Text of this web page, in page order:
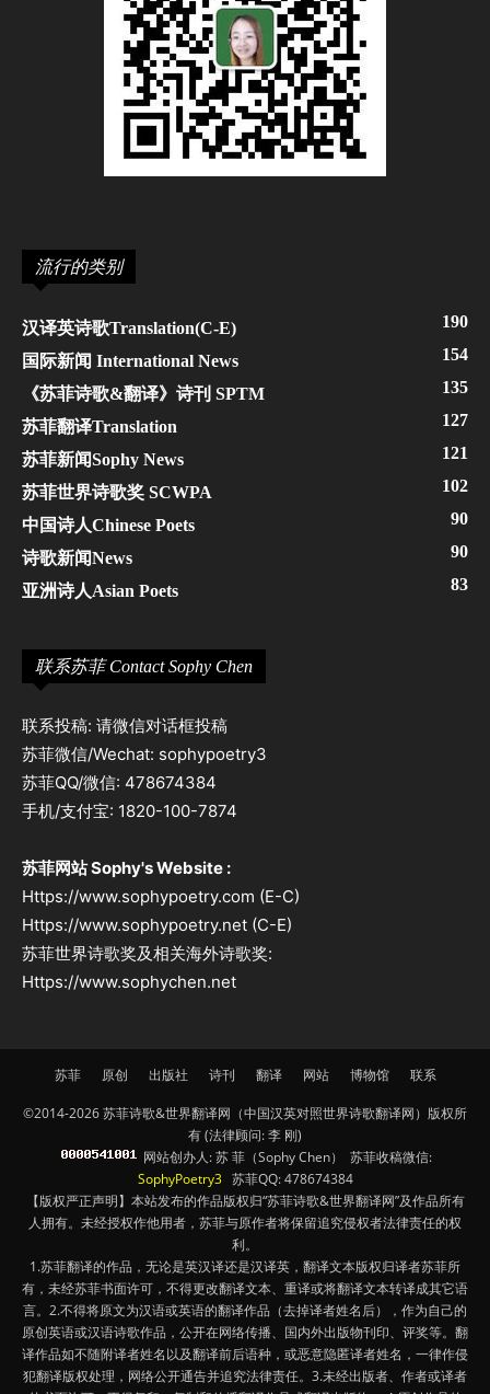
流行的类别
汉译英诗歌Translation(C-E) 190
国际新闻 International News 154
《苏菲诗歌&翻译》诗刊 SPTM 135
苏菲翻译Translation 127
苏菲新闻Sophy News 121
苏菲世界诗歌奖 SCWPA 102
中国诗人Chinese Poets 90
诗歌新闻News 90
亚洲诗人Asian Poets 83
联系苏菲 Contact Sophy Chen
联系投稿: 请微信对话框投稿
苏菲微信/Wechat: sophypoetry3
苏菲QQ/微信: 478674384
手机/支付宝: 1820-100-7874
苏菲网站 Sophy's Website :
Https://www.sophypoetry.com (E-C)
Https://www.sophypoetry.net (C-E)
苏菲世界诗歌奖及相关海外诗歌奖:
Https://www.sophychen.net
苏菲 原创 出版社 诗刊 翻译 网站 博物馆 联系
©2014-2026 苏菲诗歌&世界翻译网（中国汉英对照世界诗歌翻译网）版权所
有 (法律顾问: 李 刚)
网站创办人: 苏 菲（Sophy Chen） 苏菲收稿微信:
SophyPoetry3苏菲QQ: 478674384
【版权严正声明】本站发布的作品版权归“苏菲诗歌&世界翻译网”及作品所有
人拥有。未经授权作他用者，苏菲与原作者将保留追究侵权者法律责任的权
利。
1.苏菲翻译的作品，无论是英汉译还是汉译英，翻译文本版权归译者苏菲所
有，未经苏菲书面许可，不得更改翻译文本、重译或将翻译文本转译成其它语
言。2.不得将原文为汉语或英语的翻译作品（去掉译者姓名后），作为自己的
原创英语或汉语诗歌作品，公开在网络传播、国内外出版物刊印、评奖等。翻
译作品如不随附译者姓名以及翻译前后语种，或恶意隐匿译者姓名，一律作侵
犯翻译版权处理，网络公开通告并追究法律责任。3.未经出版者、作者或译者